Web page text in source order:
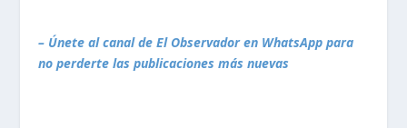
– Únete al canal de El Observador en WhatsApp para
no perderte las publicaciones más nuevas